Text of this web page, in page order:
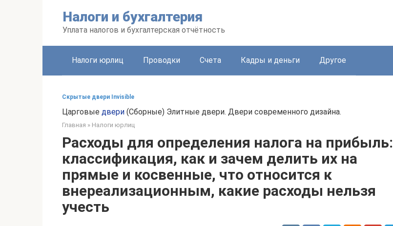
Налоги и бухгалтерия
Уплата налогов и бухгалтерская отчётность
Налоги юрлиц Проводки Счета Кадры и деньги Другое
Скрытые двери Invisible
Царговые двери (Сборные) Элитные двери. Двери современного дизайна.
Главная » Налоги юрлиц
Расходы для определения налога на прибыль:
классификация, как и зачем делить их на
прямые и косвенные, что относится к
внереализационным, какие расходы нельзя
учесть